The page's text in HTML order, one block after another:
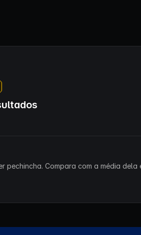
Compara com a média dela